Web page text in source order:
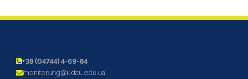
+38 (04744) 4-69-84
monitorung@udau.edu.ua